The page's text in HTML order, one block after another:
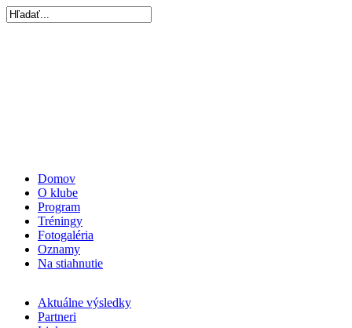
Domov
O klube
Program
Tréningy
Fotogaléria
Oznamy
Na stiahnutie
Aktuálne výsledky
Partneri